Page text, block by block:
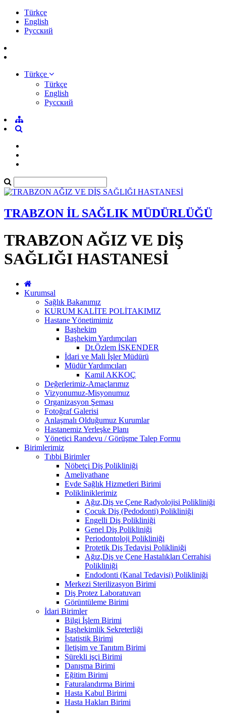
Türkçe
English
Pусский
Türkçe
Türkçe
English
Pусский
TRABZON İL SAĞLIK MÜDÜRLÜĞÜ
TRABZON AĞIZ VE DİŞ
SAĞLIĞI HASTANESİ
Kurumsal
Sağlık Bakanımız
KURUM KALİTE POLİTAKIMIZ
Hastane Yönetimimiz
Başhekim
Başhekim Yardımcıları
Dt.Özlem İSKENDER
İdari ve Mali İşler Müdürü
Müdür Yardımcıları
Kamil AKKOÇ
Değerlerimiz-Amaçlarımız
Vizyonumuz-Misyonumuz
Organizasyon Şeması
Fotoğraf Galerisi
Anlaşmalı Olduğumuz Kurumlar
Hastanemiz Yerleşke Planı
Yönetici Randevu / Görüşme Talep Formu
Birimlerimiz
Tıbbi Birimler
Nöbetçi Diş Polikliniği
Ameliyathane
Evde Sağlık Hizmetleri Birimi
Polikliniklerimiz
Ağız,Diş ve Çene Radyolojisi Polikliniği
Çocuk Diş (Pedodonti) Polikliniği
Engelli Diş Polikliniği
Genel Diş Polikliniği
Periodontoloji Polikliniği
Protetik Diş Tedavisi Polikliniği
Ağız,Diş ve Çene Hastalıkları Cerrahisi
Polikliniği
Endodonti (Kanal Tedavisi) Polikliniği
Merkezi Sterilizasyon Birimi
Diş Protez Laboratuvarı
Görüntüleme Birimi
İdari Birimler
Bilgi İşlem Birimi
Başhekimlik Sekreterliği
İstatistik Birimi
İletişim ve Tanıtım Birimi
Sürekli işçi Birimi
Danışma Birimi
Eğitim Birimi
Faturalandırma Birimi
Hasta Kabul Birimi
Hasta Hakları Birimi